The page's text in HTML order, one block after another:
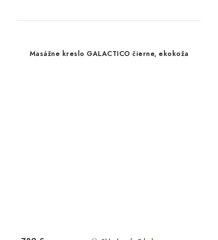
Masážne kreslo GALACTICO čierne, ekokoža